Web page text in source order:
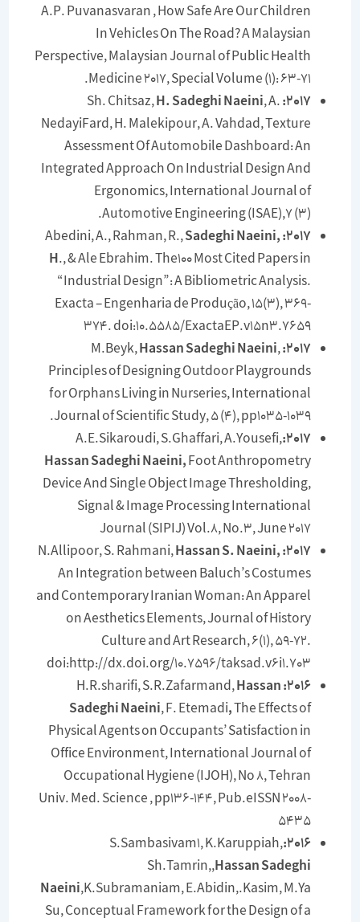
A.P. Puvanasvaran , How Safe Are Our Children
In Vehicles On The Road? A Malaysian
Perspective, Malaysian Journal of Public Health
Medicine 2017, Special Volume (1): 63-71.
2017:
H. Sadeghi Naeini, A.
NedayiFard, H. Malekipour, A. Vahdad, Texture
Assessment Of Automobile Dashboard: An
Integrated Approach On Industrial Design And
Ergonomics, International Journal of
Automotive Engineering (ISAE),7 (3).
2017:
Sadeghi Naeini,
H., & Ale Ebrahim. The100 Most Cited Papers in
“Industrial Design”: A Bibliometric Analysis.
Exacta – Engenharia de Produção, 15(3), 369-
374. doi:10.5585/ExactaEP.v15n3.7659
2017:
Hassan Sadeghi Naeini,
Principles of Designing Outdoor Playgrounds
for Orphans Living in Nurseries, International
Journal of Scientific Study, 5 (4), pp1035-1039.
2017:
A.E.Sikaroudi, S.Ghaffari, A.Yousefi,
Hassan Sadeghi Naeini,Foot Anthropometry
Device And Single Object Image Thresholding,
Signal & Image Processing International
Journal (SIPIJ) Vol.8, No.3, June 2017
2017:
N.Allipoor, S. Rahmani,Hassan S. Naeini,
An Integration between Baluch’s Costumes
and Contemporary Iranian Woman: An Apparel
on Aesthetics Elements, Journal of History
Culture and Art Research, 6(1), 59-72.
doi:http://dx.doi.org/10.7596/taksad.v6i1.703
2016:
H.R.sharifi, S.R.Zafarmand,Hassan
Sadeghi Naeini, F. Etemadi,The Effects of
Physical Agents on Occupants’ Satisfaction in
Office Environment, International Journal of
Occupational Hygiene (IJOH), No 8, Tehran
Univ. Med. Science , pp136-144, Pub.eISSN 2008-
5435
2016:
S.Sambasivam1, K.Karuppiah,
Sh.Tamrin,,Hassan Sadeghi
Naeini,K.Subramaniam, E.Abidin,.Kasim, M.Ya
Su, Conceptual Framework for the Design of a